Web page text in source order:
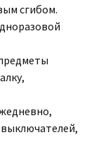
сгибом.